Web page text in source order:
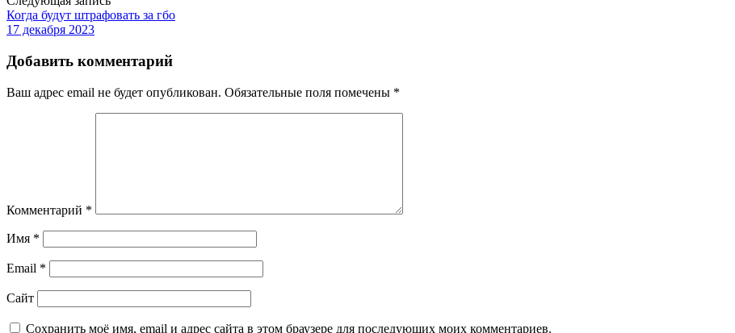
Когда будут штрафовать за гбо
17 декабря 2023
Добавить комментарий
Ваш адрес email не будет опубликован. Обязательные поля помечены *
Комментарий *
Имя *
Email *
Сайт
Сохранить моё имя, email и адрес сайта в этом браузере для последующих моих комментариев.